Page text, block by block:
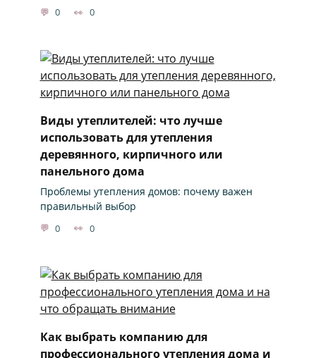
0 0
Виды утеплителей: что лучше
использовать для утепления
деревянного, кирпичного или
панельного дома
Проблемы утепления домов: почему важен
правильный выбор
0 0
Как выбрать компанию для
профессионального утепления дома и